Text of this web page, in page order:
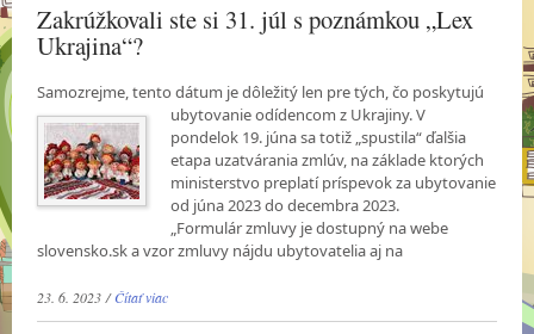
Zakrúžkovali ste si 31. júl s poznámkou „Lex
Ukrajina“?
Samozrejme, tento dátum je dôležitý len pre tých, čo poskytujú
ubytovanie odídencom z Ukrajiny. V
pondelok 19. júna sa totiž „spustila“ ďalšia
etapa uzatvárania zmlúv, na základe ktorých
ministerstvo preplatí príspevok za ubytovanie
od júna 2023 do decembra 2023.
„Formulár zmluvy je dostupný na webe
slovensko.sk a vzor zmluvy nájdu ubytovatelia aj na
23. 6. 2023 /Čítať viac